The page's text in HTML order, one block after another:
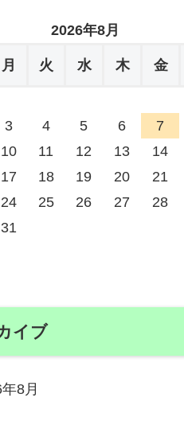
2026年8月
月 火 水 木 金
3 4 5 6 7
10 11 12 13 14
17 18 19 20 21
24 25 26 27 28
31
イブ
8月